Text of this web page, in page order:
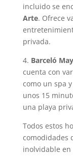
incluido se
Arte. Ofrece
privada.
4. Barceló
cuenta con
como un spa
unos 15
una playa
Todos estos
comodidades
inolvidable en